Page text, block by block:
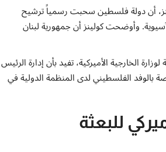
أن دولة فلسطين سحبت رسمياً ترشيح
وأوضحت كولينز أن جمهورية لبنان
الخارجية الأميركية، تفيد بأن إدارة الرئيس
بالوفد الفلسطيني لدى المنظمة الدولية في
للبعثة